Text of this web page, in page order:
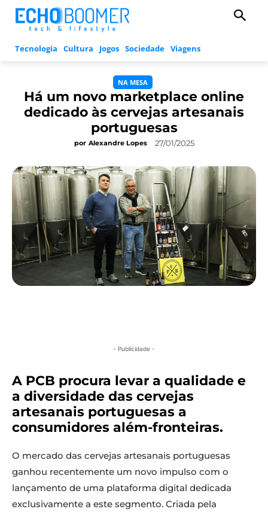
Tecnologia Cultura Jogos Sociedade Viagens
NA MESA
Há um novo marketplace online
dedicado às cervejas artesanais
portuguesas
por Alexandre Lopes 27/01/2025
- Publicidade -
A PCB procura levar a qualidade e
a diversidade das cervejas
artesanais portuguesas a
consumidores além-fronteiras.
O mercado das cervejas artesanais portuguesas
ganhou recentemente um novo impulso com o
lançamento de uma plataforma digital dedicada
exclusivamente a este segmento. Criada pela